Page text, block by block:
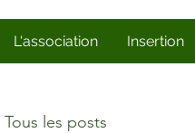
L'association Insertion
Tous les posts